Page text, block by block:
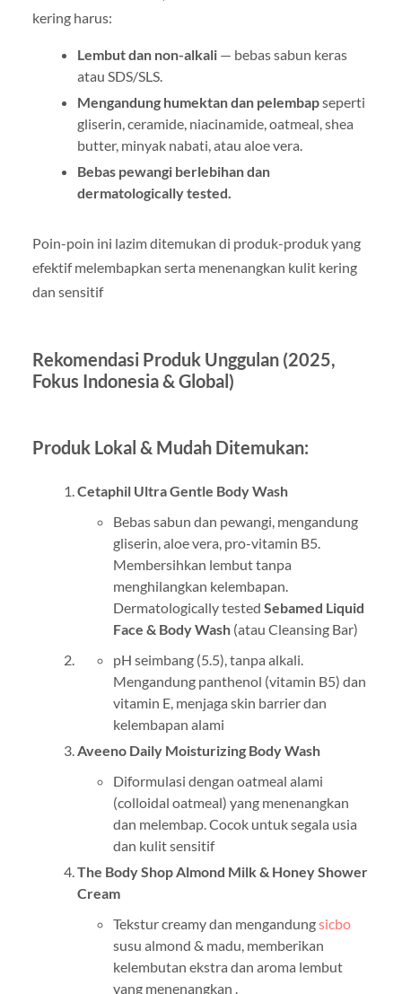
kering harus:
Lembut dan non-alkali— bebas sabun keras
atau SDS/SLS.
Mengandung humektan dan pelembapseperti
gliserin, ceramide, niacinamide, oatmeal, shea
butter, minyak nabati, atau aloe vera.
Bebas pewangi berlebihan dan
dermatologically tested.
Poin-poin ini lazim ditemukan di produk-produk yang
efektif melembapkan serta menenangkan kulit kering
dan sensitif
Rekomendasi Produk Unggulan (2025,
Fokus Indonesia & Global)
Produk Lokal & Mudah Ditemukan:
Cetaphil Ultra Gentle Body Wash
Bebas sabun dan pewangi, mengandung
gliserin, aloe vera, pro-vitamin B5.
Membersihkan lembut tanpa
menghilangkan kelembapan.
Dermatologically tested Sebamed Liquid
Face & Body Wash(atau Cleansing Bar)
pH seimbang (5.5), tanpa alkali.
Mengandung panthenol (vitamin B5) dan
vitamin E, menjaga skin barrier dan
kelembapan alami
Aveeno Daily Moisturizing Body Wash
Diformulasi dengan oatmeal alami
(colloidal oatmeal) yang menenangkan
dan melembap. Cocok untuk segala usia
dan kulit sensitif
The Body Shop Almond Milk & Honey Shower
Cream
Tekstur creamy dan mengandungsicbo
susu almond & madu, memberikan
kelembutan ekstra dan aroma lembut
yang menenangkan .